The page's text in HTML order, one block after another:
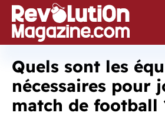
Aller
au
contenu
Quels sont les
nécessaires pour
match de football